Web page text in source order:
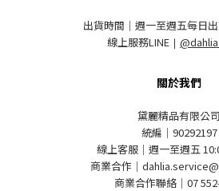
出貨時間｜週一至週五每日
線上服務LINE ｜
關於我們
黛麗精品有限公司
統編｜90292197
線上客服｜週一至週五
商業合作｜
商業合作聯絡｜07